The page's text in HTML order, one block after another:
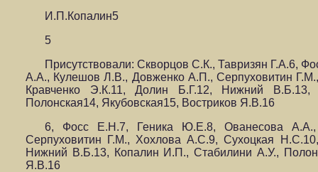
И.П.Копалин5
5
Присутствовали: Скворцов С.К., Тавризян Г.А.6,
А.А., Кулешов Л.В., Довженко А.П., Серпуховитин
Кравченко Э.К.11, Долин Б.Г.12, Нижний
Полонская14, Якубовская15, Востриков Я.В.16
6, Фосс Е.Н.7, Геника Ю.Е.8, Ованесова
Серпуховитин Г.М., Хохлова А.С.9, Сухоцкая
Нижний В.Б.13, Копалин И.П., Стабилини А.У.,
Я.В.16